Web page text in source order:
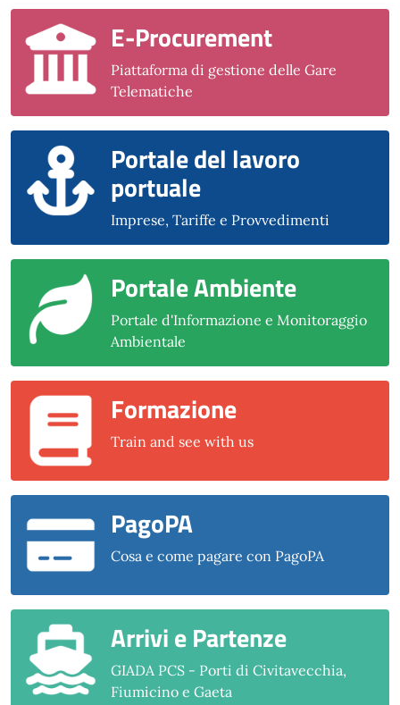
E-Procurement
Piattaforma di gestione delle Gare
Telematiche
Portale del lavoro
portuale
Imprese, Tariffe e Provvedimenti
Portale Ambiente
Portale d'Informazione e Monitoraggio
Ambientale
Formazione
Train and see with us
PagoPA
Cosa e come pagare con PagoPA
Arrivi e Partenze
GIADA PCS - Porti di Civitavecchia,
Fiumicino e Gaeta